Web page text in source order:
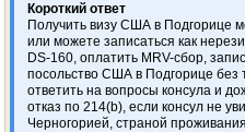
Короткий ответ
Получить визу США в Подгорице
или можете записаться как
DS-160, оплатить MRV-сбор,
посольство США в Подгорице
ответить на вопросы консула и
отказ по 214(b), если консул не
Черногорией, страной